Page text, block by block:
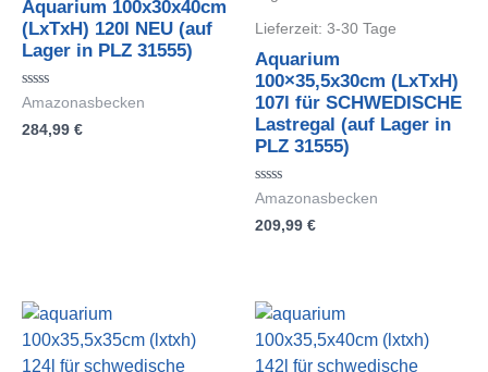
Aquarium 100x30x40cm
(LxTxH) 120l NEU (auf
Lager in PLZ 31555)
Bewertet
0
Amazonasbecken
284,99 €
Lieferzeit: 3-30 Tage
Aquarium
100×35,5x30cm (LxTxH)
107l für SCHWEDISCHE
Lastregal (auf Lager in
PLZ 31555)
Bewertet
0
Amazonasbecken
209,99 €